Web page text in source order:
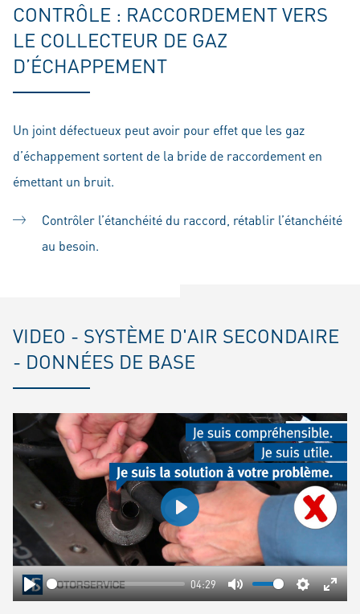
CONTRÔLE : RACCORDEMENT VERS
LE COLLECTEUR DE GAZ
D’ÉCHAPPEMENT
Un joint défectueux peut avoir pour effet que les gaz
d’échappement sortent de la bride de raccordement en
émettant un bruit.
Contrôler l’étanchéité du raccord, rétablir l’étanchéité
au besoin.
VIDEO - SYSTÈME D'AIR SECONDAIRE
- DONNÉES DE BASE
Play
04:29
Mute Settings
Play